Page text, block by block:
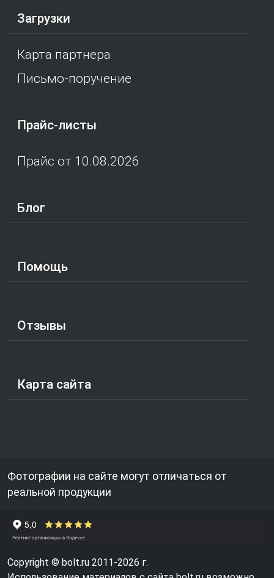
Загрузки
Карта партнера
Письмо-поручение
Прайс-листы
Прайс от 10.08.2026
Блог
Помощь
Отзывы
Карта сайта
Фотографии на сайте могут отличаться от
реальной продукции
Copyright © bolt.ru 2011-2026 г.